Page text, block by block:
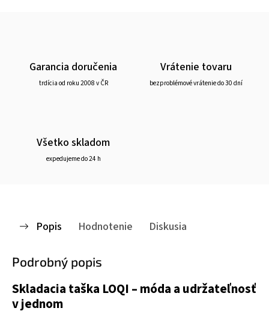
Garancia doručenia
trdícia od roku 2008 v ČR
Vrátenie tovaru
bezproblémové vrátenie do 30 dní
Všetko skladom
expedujeme do 24 h
Popis Hodnotenie Diskusia
Podrobný popis
Skladacia taška LOQI – móda a udržateľnosť
v jednom